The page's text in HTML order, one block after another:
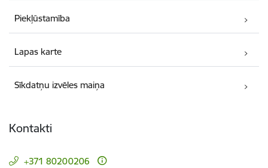
Piekļūstamība
Lapas karte
Sīkdatņu izvēles maiņa
Kontakti
+371 80200206